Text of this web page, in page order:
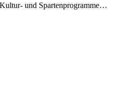
und Spartenprogramme…